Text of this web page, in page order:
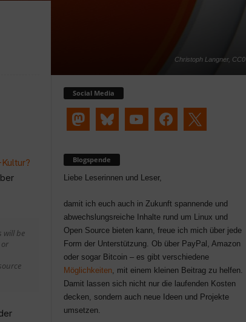
Christoph Langner, CC0
will be
Social Media
Blogspende
Liebe Leserinnen und Leser,
damit ich euch auch in Zukunft spannende und
abwechslungsreiche Inhalte rund um Linux und
Open Source bieten kann, freue ich mich über jede
Form der Unterstützung. Ob über PayPal, Amazon
oder sogar Bitcoin – es gibt verschiedene
Möglichkeiten, mit einem kleinen Beitrag zu helfen.
Damit lassen sich nicht nur die laufenden Kosten
decken, sondern auch neue Ideen und Projekte
umsetzen.